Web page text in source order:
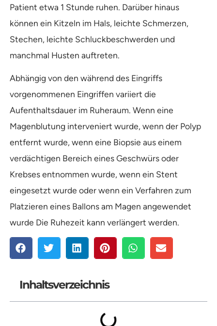
Patient etwa 1 Stunde ruhen. Darüber hinaus
können ein Kitzeln im Hals, leichte Schmerzen,
Stechen, leichte Schluckbeschwerden und
manchmal Husten auftreten.
Abhängig von den während des Eingriffs
vorgenommenen Eingriffen variiert die
Aufenthaltsdauer im Ruheraum. Wenn eine
Magenblutung interveniert wurde, wenn der Polyp
entfernt wurde, wenn eine Biopsie aus einem
verdächtigen Bereich eines Geschwürs oder
Krebses entnommen wurde, wenn ein Stent
eingesetzt wurde oder wenn ein Verfahren zum
Platzieren eines Ballons am Magen angewendet
wurde Die Ruhezeit kann verlängert werden.
Inhaltsverzeichnis